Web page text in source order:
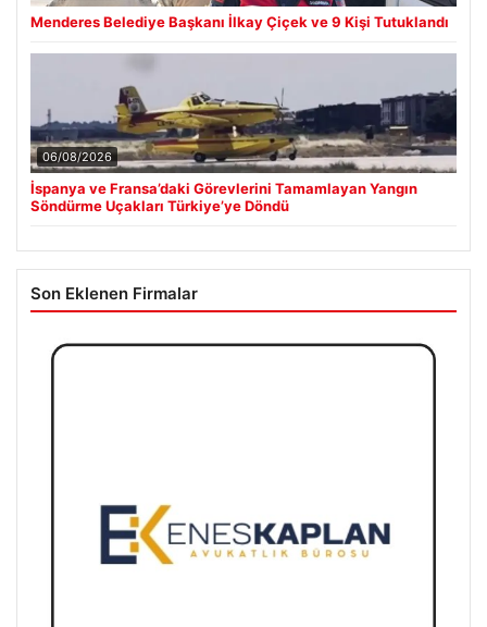
Menderes Belediye Başkanı İlkay Çiçek ve 9 Kişi Tutuklandı
06/08/2026
İspanya ve Fransa’daki Görevlerini Tamamlayan Yangın
Söndürme Uçakları Türkiye’ye Döndü
Son Eklenen Firmalar